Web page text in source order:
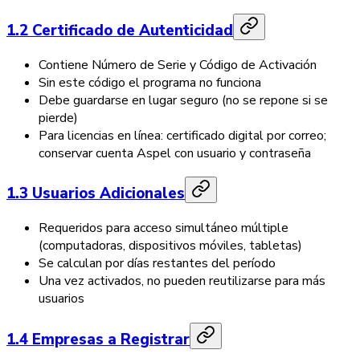
1.2 Certificado de Autenticidad
Contiene Número de Serie y Código de Activación
Sin este código el programa no funciona
Debe guardarse en lugar seguro (no se repone si se
pierde)
Para licencias en línea: certificado digital por correo;
conservar cuenta Aspel con usuario y contraseña
1.3 Usuarios Adicionales
Requeridos para acceso simultáneo múltiple
(computadoras, dispositivos móviles, tabletas)
Se calculan por días restantes del período
Una vez activados, no pueden reutilizarse para más
usuarios
1.4 Empresas a Registrar